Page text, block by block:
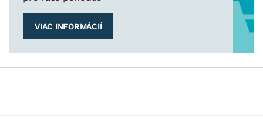
VIAC INFORMÁCIÍ